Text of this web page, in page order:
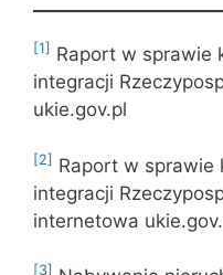
[1] Raport w sprawie
integracji
ukie.gov.pl
[2] Raport w sprawie
integracji
internetowa
[3]